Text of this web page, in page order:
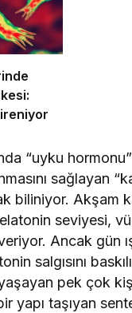
“uyku
sağlayan
biliniyor. Akşam
seviyesi,
Ancak gün
salgısını
pek çok
yapı taşıyan